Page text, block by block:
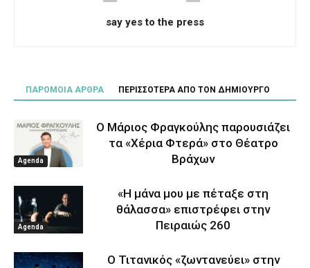
say yes to the press
ΠΑΡΟΜΟΙΑ ΑΡΘΡΑ ΠΕΡΙΣΣΟΤΕΡΑ ΑΠΟ ΤΟΝ ΔΗΜΙΟΥΡΓΟ
Agenda
Ο Μάριος Φραγκούλης παρουσιάζει
τα «Χέρια Φτερά» στο Θέατρο
Βράχων
Agenda
«Η μάνα μου με πέταξε στη
θάλασσα» επιστρέφει στην
Πειραιώς 260
Ο Τιτανικός «ζωντανεύει» στην